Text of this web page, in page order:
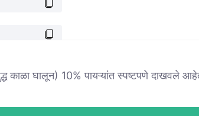
काळा घालून) 10% पायऱ्यांत स्पष्टपणे दाखवले